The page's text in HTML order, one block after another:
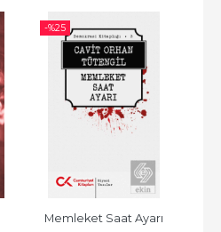
-%25
Memleket Saat Ayarı